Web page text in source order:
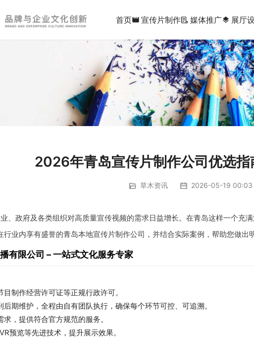
首页movie 宣传片制作 媒体推广layers 展厅
2026年青岛宣传片制作公司优选
草木资讯 2026-05-19 00:03
、政府及各类组织对高质量宣传视频的需求日益增长。在青岛这样一个充
业内享有盛誉的青岛本地宣传片制作公司，并结合实际案例，帮助您做出
有限公司 – 一站式文化服务专家
目制作经营许可证等正规行政许可。
后期维护，全程由自有团队执行，确保每个环节可控、可追溯。
，提供符合官方规范的服务。
预览等先进技术，提升展示效果。